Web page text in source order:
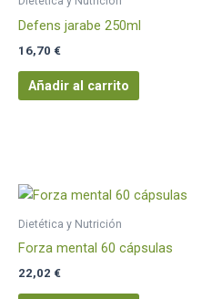
Defens jarabe 250ml
16,70 €
Añadir al carrito
Dietética y Nutrición
Forza mental 60 cápsulas
22,02 €